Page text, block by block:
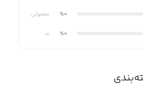
٪0 معمولی
٪0 بد